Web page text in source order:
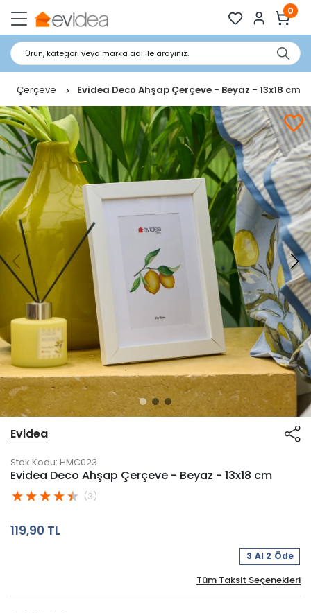
0
Ürün, kategori veya marka adı ile arayınız.
Çerçeve Evidea Deco Ahşap Çerçeve - Beyaz - 13x18 cm
Evidea
Stok Kodu: HMC023
Evidea Deco Ahşap Çerçeve - Beyaz - 13x18 cm
(3)
119,90 TL
3 Al 2 Öde
Tüm Taksit Seçenekleri